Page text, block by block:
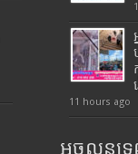
11 hours ago